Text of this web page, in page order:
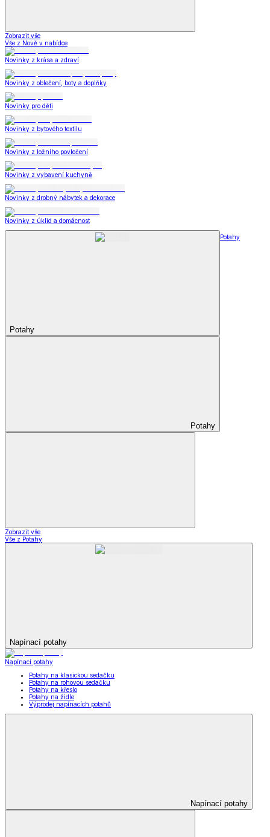
Zobrazit vše
Vše z Nově v nabídce
Novinky z krása a zdraví
Novinky z oblečení, boty a doplňky
Novinky pro děti
Novinky z bytového textilu
Novinky z ložního povlečení
Novinky z vybavení kuchyně
Novinky z drobný nábytek a dekorace
Novinky z úklid a domácnost
Potahy
Potahy
Potahy
Zobrazit vše
Vše z Potahy
Napínací potahy
Napínací potahy
Potahy na klasickou sedačku
Potahy na rohovou sedačku
Potahy na křeslo
Potahy na židle
Výprodej napínacích potahů
Napínací potahy